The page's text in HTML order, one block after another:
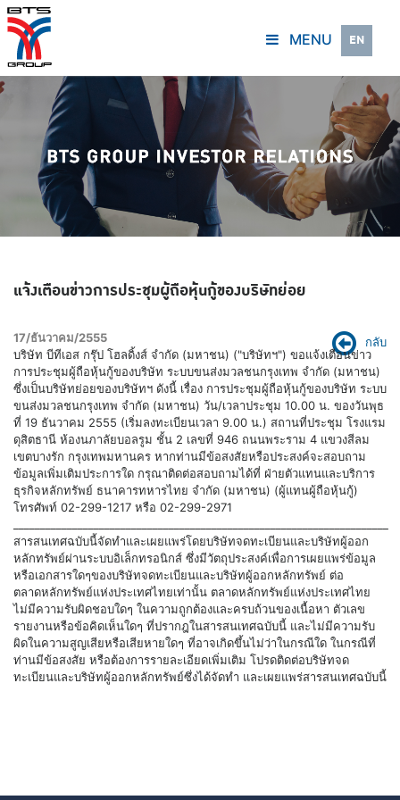
MENU EN
แจ้งเตือนข่าวการประชุมผู้ถือหุ้นกู้ของบริษัทย่อย
กลับ
17/ธันวาคม/2555
บริษัท บีทีเอส กรุ๊ป โฮลดิ้งส์ จำกัด (มหาชน) ("บริษัทฯ") ขอแจ้งเตือนข่าว
การประชุมผู้ถือหุ้นกู้ของบริษัท ระบบขนส่งมวลชนกรุงเทพ จำกัด (มหาชน)
ซึ่งเป็นบริษัทย่อยของบริษัทฯ ดังนี้ เรื่อง การประชุมผู้ถือหุ้นกู้ของบริษัท ระบบ
ขนส่งมวลชนกรุงเทพ จำกัด (มหาชน) วัน/เวลาประชุม 10.00 น. ของวันพุธ
ที่ 19 ธันวาคม 2555 (เริ่มลงทะเบียนเวลา 9.00 น.) สถานที่ประชุม โรงแรม
ดุสิตธานี ห้องนภาลัยบอลรูม ชั้น 2 เลขที่ 946 ถนนพระราม 4 แขวงสีลม
เขตบางรัก กรุงเทพมหานคร หากท่านมีข้อสงสัยหรือประสงค์จะสอบถาม
ข้อมูลเพิ่มเติมประการใด กรุณาติดต่อสอบถามได้ที่ ฝ่ายตัวแทนและบริการ
ธุรกิจหลักทรัพย์ ธนาคารทหารไทย จำกัด (มหาชน) (ผู้แทนผู้ถือหุ้นกู้)
โทรศัพท์ 02-299-1217 หรือ 02-299-2971
สารสนเทศฉบับนี้จัดทำและเผยแพร่โดยบริษัทจดทะเบียนและบริษัทผู้ออก
หลักทรัพย์ผ่านระบบอิเล็กทรอนิกส์ ซึ่งมีวัตถุประสงค์เพื่อการเผยแพร่ข้อมูล
หรือเอกสารใดๆของบริษัทจดทะเบียนและบริษัทผู้ออกหลักทรัพย์ ต่อ
ตลาดหลักทรัพย์แห่งประเทศไทยเท่านั้น ตลาดหลักทรัพย์แห่งประเทศไทย
ไม่มีความรับผิดชอบใดๆ ในความถูกต้องและครบถ้วนของเนื้อหา ตัวเลข
รายงานหรือข้อคิดเห็นใดๆ ที่ปรากฎในสารสนเทศฉบับนี้ และไม่มีความรับ
ผิดในความสูญเสียหรือเสียหายใดๆ ที่อาจเกิดขึ้นไม่ว่าในกรณีใด ในกรณีที่
ท่านมีข้อสงสัย หรือต้องการรายละเอียดเพิ่มเติม โปรดติดต่อบริษัทจด
ทะเบียนและบริษัทผู้ออกหลักทรัพย์ซึ่งได้จัดทำ และเผยแพร่สารสนเทศฉบับนี้